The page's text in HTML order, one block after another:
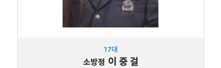
17대
소방정 이 중 걸